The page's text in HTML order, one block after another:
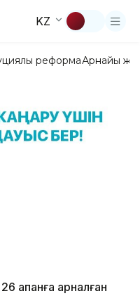
KZ
реформаАрнайы
ақпанға арналған